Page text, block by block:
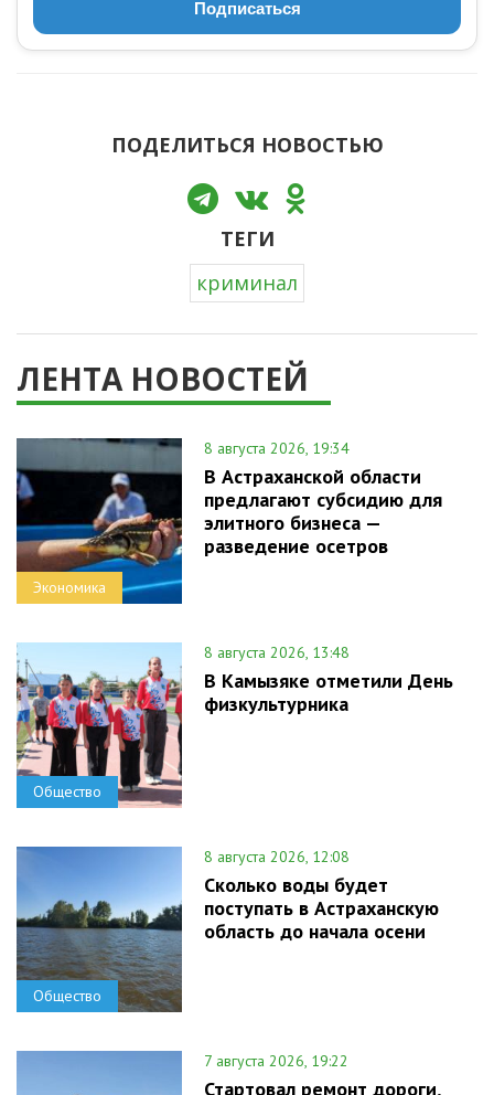
Подписаться
ПОДЕЛИТЬСЯ НОВОСТЬЮ
ТЕГИ
криминал
ЛЕНТА НОВОСТЕЙ
Экономика
8 августа 2026, 19:34
В Астраханской области
предлагают субсидию для
элитного бизнеса —
разведение осетров
Общество
8 августа 2026, 13:48
В Камызяке отметили День
физкультурника
Общество
8 августа 2026, 12:08
Сколько воды будет
поступать в Астраханскую
область до начала осени
7 августа 2026, 19:22
Стартовал ремонт дороги,